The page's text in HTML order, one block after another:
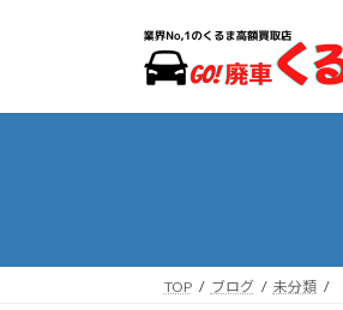
プ
動
TOP ブログ 未分類